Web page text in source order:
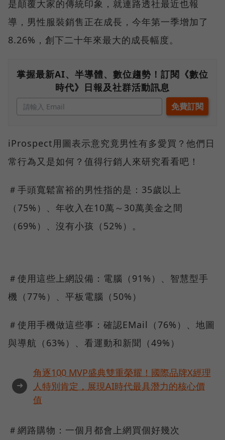
是顛覆大家的傳統印象，就連路透社最近也報
導，男性服裝銷售正在成長，今年第一季增加了
8.26%，創下二十年來最大的成長幅度。
掌握最新AI、半導體、數位趨勢！訂閱《數位
時代》日報及社群活動訊息
iProspect用圖表示意究竟男性有多愛買？他們日
常行為又是如何？值得行銷人來研究看看吧！
＃手頭寬鬆富裕的男性指的是：35歲以上
（75%）、年收入在10萬～30萬美金之間
（69%）、沒有小孩（52%）。
＃使用這些上網設備：電腦（91%）、智慧型手
機（77%）、平板電腦（50%）
＃使用手機做這些事：確認EMail（76%）、地圖
與導航（63%）、看運動和新聞（49%）
➜
角逐100 MVP盛典雙重榮耀！國際品牌X經理
人特別肯定，展現AI時代最具潛力的核心價
值
＃網路購物：一個月都會上網買個好幾次